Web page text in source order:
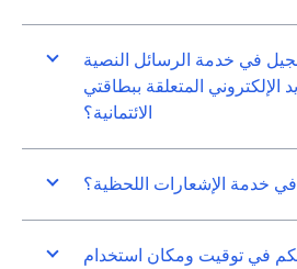
في خدمة الرسائل النصية
الإلكتروني المتعلقة ببطاقتي
الائتمانية؟
خدمة الإشعارات اللحظية؟
في توقيت ومكان استخدام